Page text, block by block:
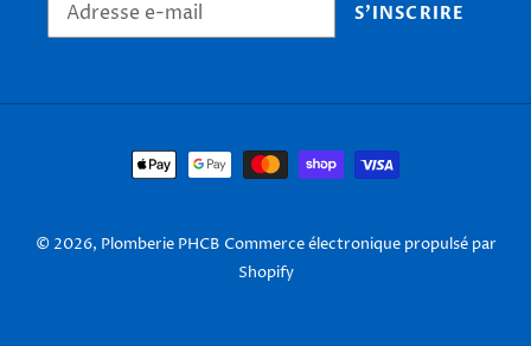
S'INSCRIRE
Moyens
de
© 2026, Plomberie PHCB Commerce électronique propulsé par
Shopify